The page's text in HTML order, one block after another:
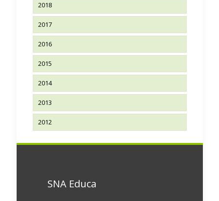
2018
2017
2016
2015
2014
2013
2012
SNA Educa